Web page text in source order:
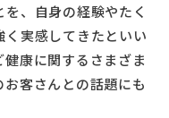
、自身の経験やたく
実感してきたといい
康に関するさまざま
客さんとの話題にも